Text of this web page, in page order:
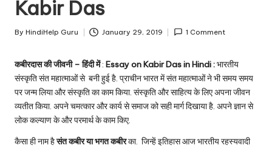
u
r
u.
c
o
m
Kabir Das
Posted
By HindiHelp Guru January 29, 2019 1 Comment
कबीरदास की जीवनी – हिंदी में: Essay on Kabir Das in Hindi :भारतीय
संस्कृति संत महात्माओं से बनी हुई है. प्राचीन भारत में संत महात्माओं ने भी समय समय
पर जन्म लिया और संस्कृति का काम किया. संस्कृति और साहित्य के लिए अपना जीवन
व्यतीत किया. अपने चमत्कार और कार्य से समाज को सही मार्ग दिखाया है. अपने ज्ञान से
लोक कल्याण के और परमार्थ के काम किए.
कैसा ही नाम हैसंत कबीर या भगत कबीरका. जिन्हें इतिहास आज भारतीय रहस्यवादी